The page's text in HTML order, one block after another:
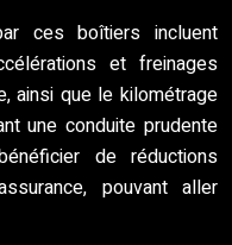
ces boîtiers incluent
et freinages
ainsi que le kilométrage
une conduite prudente
de réductions
pouvant aller